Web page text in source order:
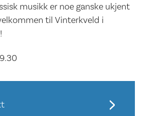
musikk er noe ganske ukjent
til Vinterkveld i